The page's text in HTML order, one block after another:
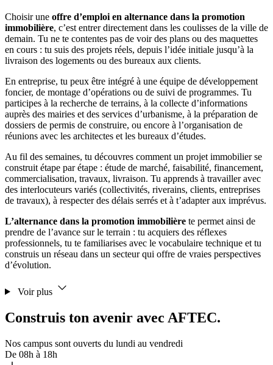
Choisir une offre d’emploi en alternance dans la promotion
immobilière, c’est entrer directement dans les coulisses de la ville de
demain. Tu ne te contentes pas de voir des plans ou des maquettes
en cours : tu suis des projets réels, depuis l’idée initiale jusqu’à la
livraison des logements ou des bureaux aux clients.
En entreprise, tu peux être intégré à une équipe de développement
foncier, de montage d’opérations ou de suivi de programmes. Tu
participes à la recherche de terrains, à la collecte d’informations
auprès des mairies et des services d’urbanisme, à la préparation de
dossiers de permis de construire, ou encore à l’organisation de
réunions avec les architectes et les bureaux d’études.
Au fil des semaines, tu découvres comment un projet immobilier se
construit étape par étape : étude de marché, faisabilité, financement,
commercialisation, travaux, livraison. Tu apprends à travailler avec
des interlocuteurs variés (collectivités, riverains, clients, entreprises
de travaux), à respecter des délais serrés et à t’adapter aux imprévus.
L’alternance dans la promotion immobilière te permet ainsi de
prendre de l’avance sur le terrain : tu acquiers des réflexes
professionnels, tu te familiarises avec le vocabulaire technique et tu
construis un réseau dans un secteur qui offre de vraies perspectives
d’évolution.
Voir plus
Construis ton avenir avec AFTEC.
Nos campus sont ouverts du lundi au vendredi
De 08h à 18h